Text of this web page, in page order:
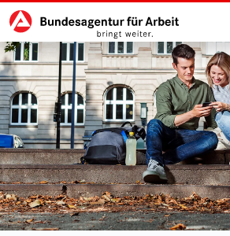
zu den Hauptinhalten springen
Hauptnavigation